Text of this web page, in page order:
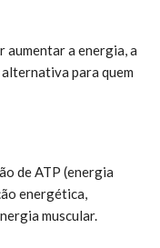
aumentar a energia, a
para quem
de ATP (energia
energética,
muscular.